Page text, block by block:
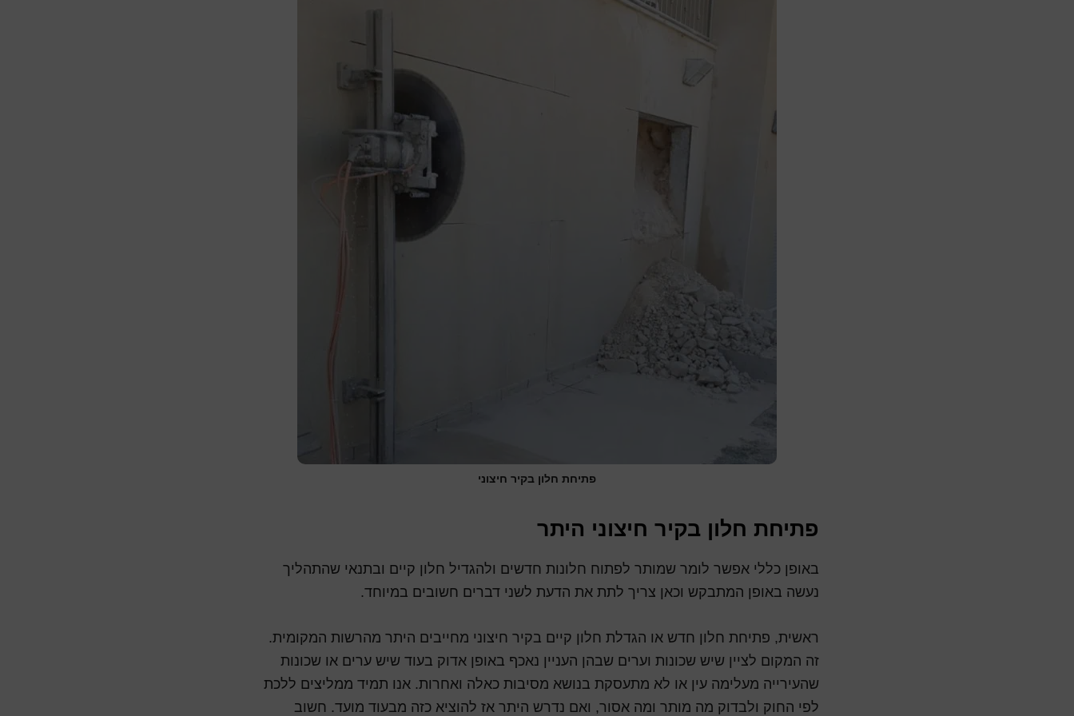
פתיחת חלון בקיר חיצוני
פתיחת חלון בקיר חיצוני היתר
באופן כללי אפשר לומר שמותר לפתוח חלונות חדשים ולהגדיל חלון קיים ובתנאי שהתהליך
נעשה באופן המתבקש וכאן צריך לתת את הדעת לשני דברים חשובים במיוחד.
ראשית, פתיחת חלון חדש או הגדלת חלון קיים בקיר חיצוני מחייבים היתר מהרשות המקומית.
זה המקום לציין שיש שכונות וערים שבהן העניין נאכף באופן אדוק בעוד שיש ערים או שכונות
שהעירייה מעלימה עין או לא מתעסקת בנושא מסיבות כאלה ואחרות. אנו תמיד ממליצים ללכת
לפי החוק ולבדוק מה מותר ומה אסור, ואם נדרש היתר אז להוציא כזה מבעוד מועד. חשוב